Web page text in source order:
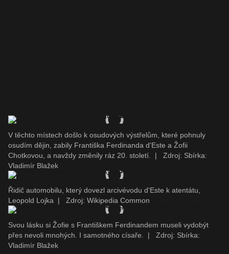
V těchto místech došlo k osudových výstřelům, které pohnuly
osudím dějin, zabily Františka Ferdinanda d'Este a Žofii
Chotkovou, a navždy změnily ráz 20. století.
|
Zdroj: Sbírka:
Vladimír Blažek
Řidič automobilu, který dovezl arcivévodu d'Este k atentátu,
Leopold Lojka
| Zdroj: Wikipedia Common
Svou lásku si Žofie s Františkem Ferdinandem museli vydobýt
přes nevoli mnohých. I samotného císaře.
|
Zdroj: Sbírka:
Vladimír Blažek